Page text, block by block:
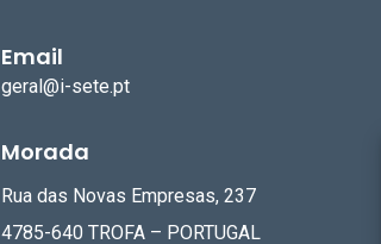
Email
geral@i-sete.pt
Morada
Rua das Novas Empresas, 237
4785-640 TROFA – PORTUGAL